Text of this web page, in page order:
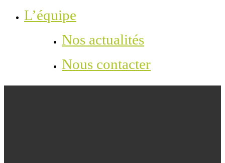
L’équipe
Nos actualités
Nous contacter